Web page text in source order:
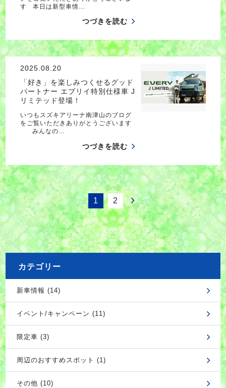
す 本日は新型車情…
つづきを読む
2025.08.20
「好き」を楽しみつくせるグッド
パートナー エブリイ特別仕様車 J
リミテッド登場！
いつもスズキアリーナ南津山のブログ
をご覧いただきありがとうございます
みんなの…
つづきを読む
1 2
カテゴリー
新車情報 (14)
イベント/キャンペーン (11)
限定車 (3)
周辺のおすすめスポット (1)
その他 (10)